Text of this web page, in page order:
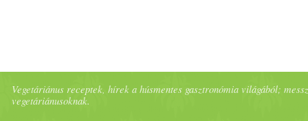
Vegetáriánus receptek, hírek a húsmentes gasztronómia világából;
vegetáriánusoknak.